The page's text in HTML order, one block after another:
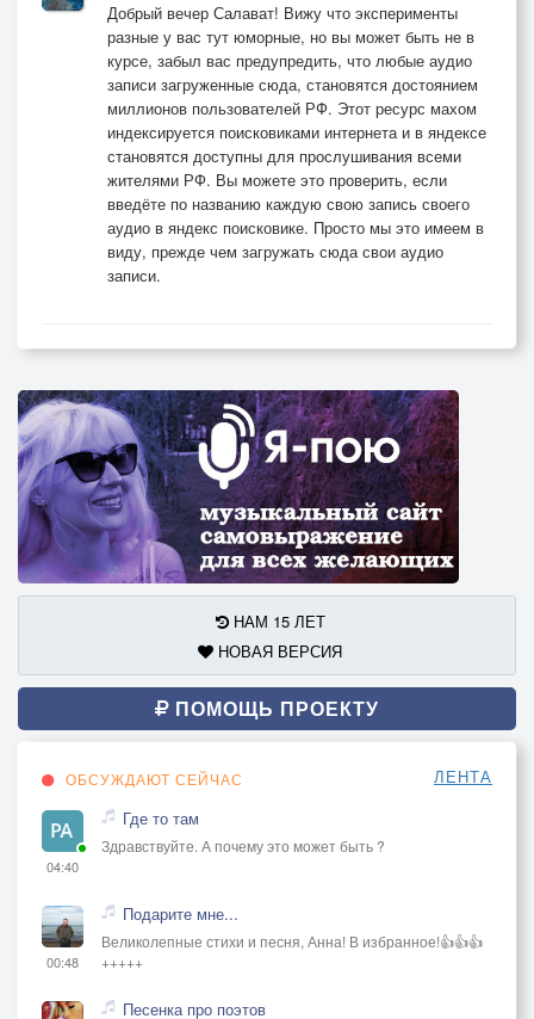
Добрый вечер Салават! Вижу что эксперименты
разные у вас тут юморные, но вы может быть не в
курсе, забыл вас предупредить, что любые аудио
записи загруженные сюда, становятся достоянием
миллионов пользователей РФ. Этот ресурс махом
индексируется поисковиками интернета и в яндексе
становятся доступны для прослушивания всеми
жителями РФ. Вы можете это проверить, если
введёте по названию каждую свою запись своего
аудио в яндекс поисковике. Просто мы это имеем в
виду, прежде чем загружать сюда свои аудио
записи.
НАМ 15 ЛЕТ
НОВАЯ ВЕРСИЯ
ПОМОЩЬ ПРОЕКТУ
ОБСУЖДАЮТ СЕЙЧАС ЛЕНТА
04:40
Где то там
Здравствуйте. А почему это может быть ?
00:48
Подарите мне...
Великолепные стихи и песня, Анна! В избранное!👍👍👍
+++++
Песенка про поэтов